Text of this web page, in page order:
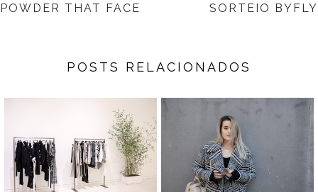
SORTEIO BYFLY
POWDER THAT FACE
POSTS RELACIONADOS